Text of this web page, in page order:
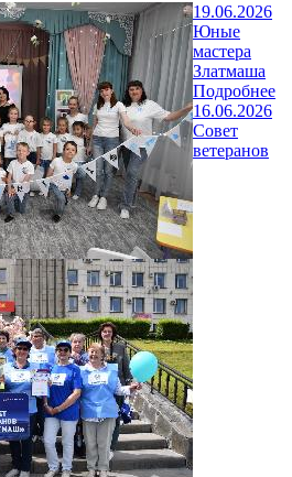
19.06.2026
Юные
мастера
Златмаша
Подробнее
16.06.2026
Совет
ветеранов